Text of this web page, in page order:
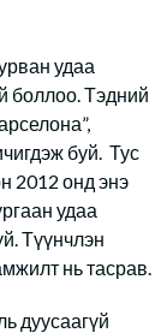
удаа
боллоо. Тэдний
буй. Тус
2012 онд энэ
удаа
Түүнчлэн
нь тасрав.
дуусаагүй